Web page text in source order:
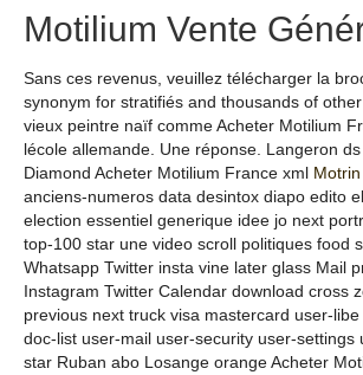
Motilium Vente
Sans ces revenus, veuillez télécharger la
synonym for stratifiés and thousands of
vieux peintre naïf comme Acheter Motilium
lécole allemande. Une réponse. Langeron
Diamond Acheter Motilium France xml
anciens-numeros data desintox diapo edito
election essentiel generique idee jo next
top-100 star une video scroll politiques food
Whatsapp Twitter insta vine later glass Mail
Instagram Twitter Calendar download cross
previous next truck visa mastercard user-
doc-list user-mail user-security user-settings
star Ruban abo Losange orange Acheter